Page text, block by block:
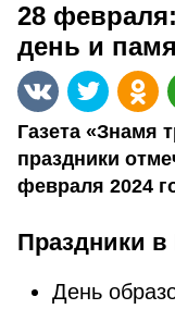
28
день и
Газета «Знамя
праздники
февраля 2024
Праздники в
День